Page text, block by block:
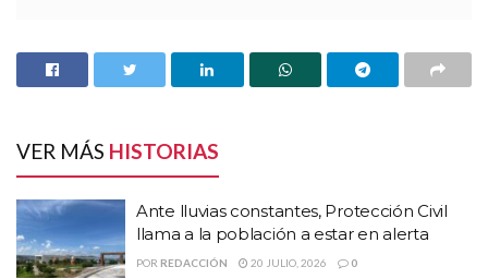
Policía Estatal en la colonia Lomas del Lago, aparentemente
pertenecen a una grupo de la delincuencia organizada.
viajaban.
Este viernes por la mañana, elementos de la Policía Estatal
Preventiva implementaron un operativo de seguridad, en la
colonia Lomas del Lago, en la capital zacatecana, ahí lograron
detener a tres sujetos, quienes aparentemente pertenecen a
VER MÁS HISTORIAS
Ante lluvias constantes, Protección Civil
llama a la población a estar en alerta
POR REDACCIÓN 20 JULIO, 2026 0